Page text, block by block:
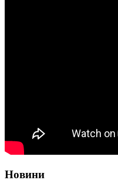
Новини